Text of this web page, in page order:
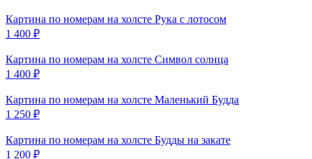
Картина по номерам на холсте Рука с лотосом
1 400 ₽
Картина по номерам на холсте Символ солнца
1 400 ₽
Картина по номерам на холсте Маленький Будда
1 250 ₽
Картина по номерам на холсте Будды на закате
1 200 ₽